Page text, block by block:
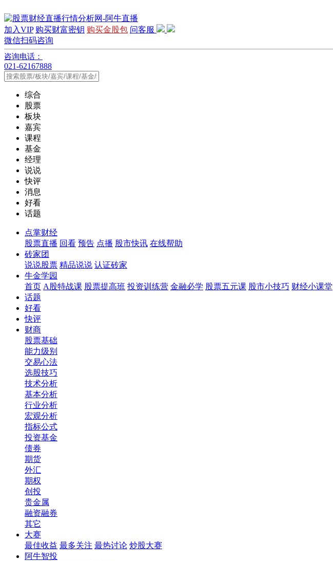
加入VIP 购买财富密钥 购买金股包 问客服
微信扫码咨询
咨询电话：
021-62167888
综合
股票
板块
嘉宾
课程
基金
经理
说说
快评
消息
好看
话题
点掌财经
股票直播 回看 预告 点播 股市快讯 在线帮助
砖家团
说说股票 精品说说 认证砖家
牛金学园
首页 A股特战课 股票提高班 投资训练营 金融必学 股票五元课 股市小技巧 财经小课堂
话题
好看
快评
财商
股票基础
能力级别
交易心法
选股技巧
技术分析
基本分析
行业分析
宏观分析
指标公式
投资基金
债券
期货
外汇
期权
创投
贵金属
融资融券
其它
大赛
最佳收益 最多关注 最热讨论 炒股大赛
阿牛智投